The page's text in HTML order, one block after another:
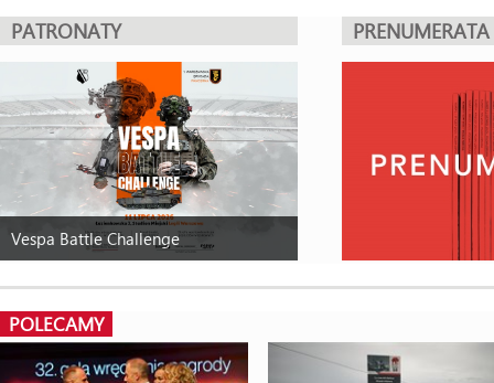
PATRONATY
Vespa Battle Challenge
PRENUMERATA
POLECAMY